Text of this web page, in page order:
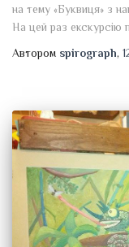
на тему «Буквиця» з
На цей раз екскурсію
Автором spirograph,